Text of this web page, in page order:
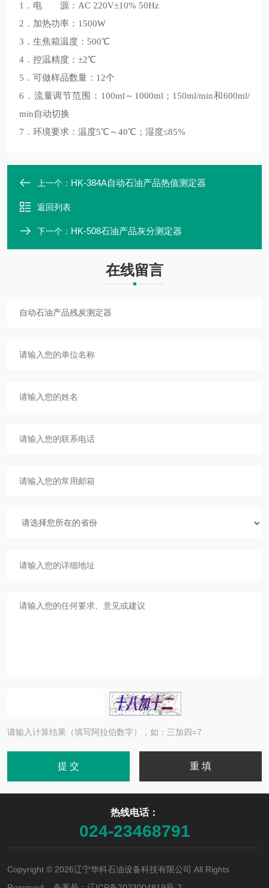
1．电 源：AC 220V±10% 50Hz
2．加热功率：1500W
3．生焦箱温度：500℃
4．控温精度：±2℃
5．可做样品数量：12个
6．流量调节范围：100ml～1000ml；150ml/min和600ml/
min自动切换
7．环境要求：温度5℃～40℃；湿度≤85%
上一个： HK-384A自动石油产品热值测定器
返回列表
下一个： HK-508石油产品灰分测定器
在线留言
请输入计算结果（填写阿拉伯数字），如：三加四=7
热线电话：
024-23468791
Copyright © 2026辽宁华科石油设备科技有限公司 All Rights